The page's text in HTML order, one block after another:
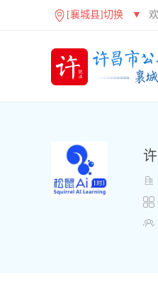
[襄城县]切换 ▼


